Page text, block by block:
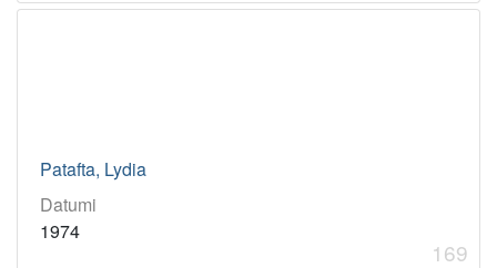
Patafta, Lydia
Datumi
1974
169